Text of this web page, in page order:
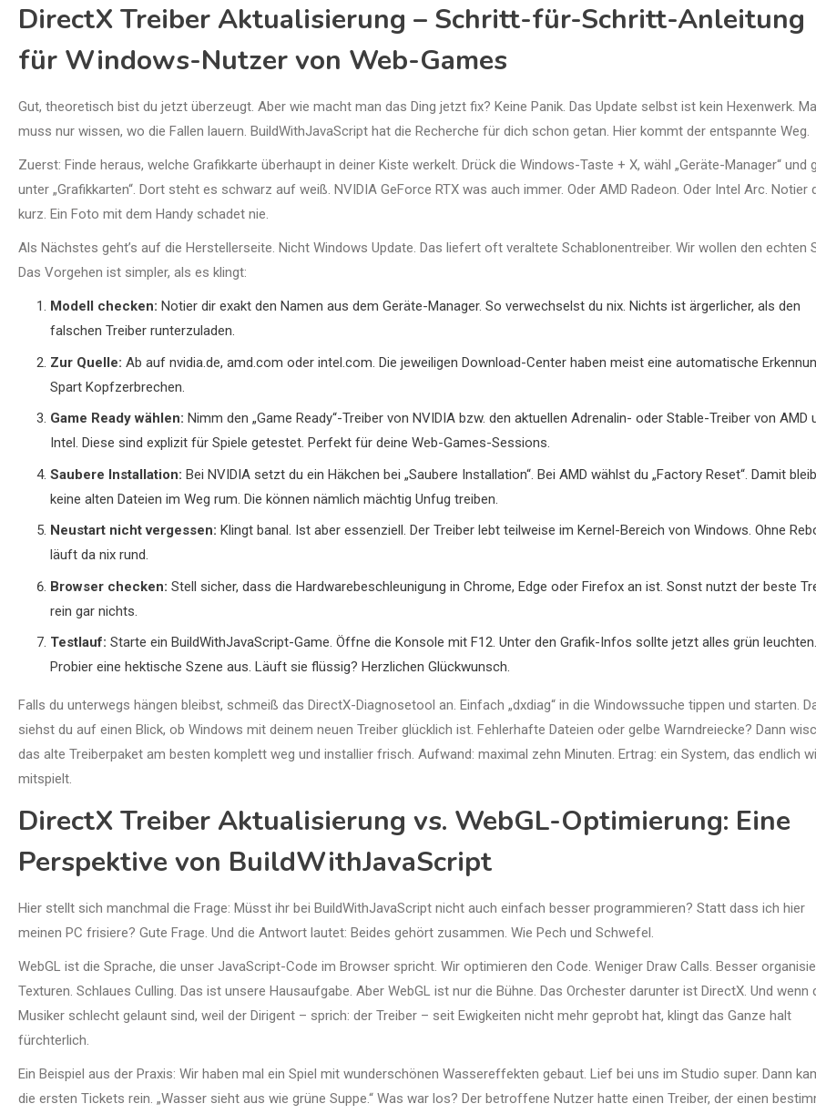
DirectX Treiber Aktualisierung – Schritt-für-Schritt-Anleitung
für Windows-Nutzer von Web-Games
Gut, theoretisch bist du jetzt überzeugt. Aber wie macht man das Ding jetzt fix? Keine Panik. Das Update selbst ist kein Hexenwerk.
muss nur wissen, wo die Fallen lauern. BuildWithJavaScript hat die Recherche für dich schon getan. Hier kommt der entspannte Weg.
Zuerst: Finde heraus, welche Grafikkarte überhaupt in deiner Kiste werkelt. Drück die Windows-Taste + X, wähl „Geräte-Manager“ und
unter „Grafikkarten“. Dort steht es schwarz auf weiß. NVIDIA GeForce RTX was auch immer. Oder AMD Radeon. Oder Intel Arc. Notier
kurz. Ein Foto mit dem Handy schadet nie.
Als Nächstes geht’s auf die Herstellerseite. Nicht Windows Update. Das liefert oft veraltete Schablonentreiber. Wir wollen den echten
Das Vorgehen ist simpler, als es klingt:
Modell checken: Notier dir exakt den Namen aus dem Geräte-Manager. So verwechselst du nix. Nichts ist ärgerlicher, als den
falschen Treiber runterzuladen.
Zur Quelle: Ab auf nvidia.de, amd.com oder intel.com. Die jeweiligen Download-Center haben meist eine automatische
Spart Kopfzerbrechen.
Game Ready wählen: Nimm den „Game Ready“-Treiber von NVIDIA bzw. den aktuellen Adrenalin- oder Stable-Treiber von AMD
Intel. Diese sind explizit für Spiele getestet. Perfekt für deine Web-Games-Sessions.
Saubere Installation: Bei NVIDIA setzt du ein Häkchen bei „Saubere Installation“. Bei AMD wählst du „Factory Reset“. Damit
keine alten Dateien im Weg rum. Die können nämlich mächtig Unfug treiben.
Neustart nicht vergessen: Klingt banal. Ist aber essenziell. Der Treiber lebt teilweise im Kernel-Bereich von Windows. Ohne
läuft da nix rund.
Browser checken: Stell sicher, dass die Hardwarebeschleunigung in Chrome, Edge oder Firefox an ist. Sonst nutzt der beste
rein gar nichts.
Testlauf: Starte ein BuildWithJavaScript-Game. Öffne die Konsole mit F12. Unter den Grafik-Infos sollte jetzt alles grün leuchten.
Probier eine hektische Szene aus. Läuft sie flüssig? Herzlichen Glückwunsch.
Falls du unterwegs hängen bleibst, schmeiß das DirectX-Diagnosetool an. Einfach „dxdiag“ in die Windowssuche tippen und starten.
siehst du auf einen Blick, ob Windows mit deinem neuen Treiber glücklich ist. Fehlerhafte Dateien oder gelbe Warndreiecke? Dann
das alte Treiberpaket am besten komplett weg und installier frisch. Aufwand: maximal zehn Minuten. Ertrag: ein System, das endlich
mitspielt.
DirectX Treiber Aktualisierung vs. WebGL-Optimierung: Eine
Perspektive von BuildWithJavaScript
Hier stellt sich manchmal die Frage: Müsst ihr bei BuildWithJavaScript nicht auch einfach besser programmieren? Statt dass ich hier
meinen PC frisiere? Gute Frage. Und die Antwort lautet: Beides gehört zusammen. Wie Pech und Schwefel.
WebGL ist die Sprache, die unser JavaScript-Code im Browser spricht. Wir optimieren den Code. Weniger Draw Calls. Besser
Texturen. Schlaues Culling. Das ist unsere Hausaufgabe. Aber WebGL ist nur die Bühne. Das Orchester darunter ist DirectX. Und wenn
Musiker schlecht gelaunt sind, weil der Dirigent – sprich: der Treiber – seit Ewigkeiten nicht mehr geprobt hat, klingt das Ganze halt
fürchterlich.
Ein Beispiel aus der Praxis: Wir haben mal ein Spiel mit wunderschönen Wassereffekten gebaut. Lief bei uns im Studio super. Dann
die ersten Tickets rein. „Wasser sieht aus wie grüne Suppe.“ Was war los? Der betroffene Nutzer hatte einen Treiber, der einen